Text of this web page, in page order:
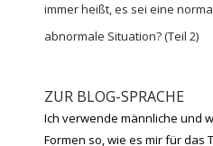
immer heißt, es sei eine
abnormale Situation? (Teil 2)
ZUR BLOG-SPRACHE
Ich verwende männliche und
Formen so, wie es mir für das